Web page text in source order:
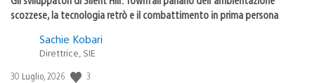
scozzese, la tecnologia retrò e il combattimento in prima persona
Sachie Kobari
Direttrice, SIE
Data
30 Luglio, 2026 3